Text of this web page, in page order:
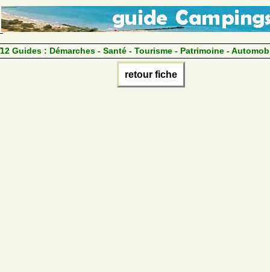
12 Guides : Démarches - Santé - Tourisme - Patrimoine -
retour fiche